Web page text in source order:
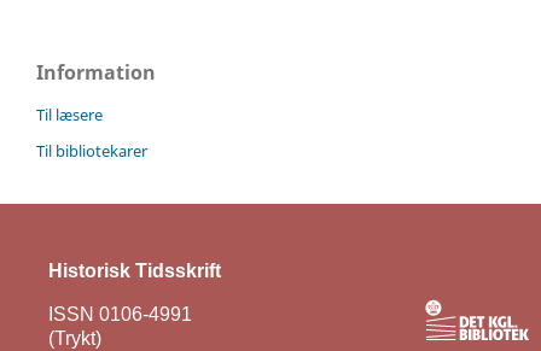
Information
Til læsere
Til bibliotekarer
Historisk Tidsskrift
ISSN 0106-4991
(Trykt)